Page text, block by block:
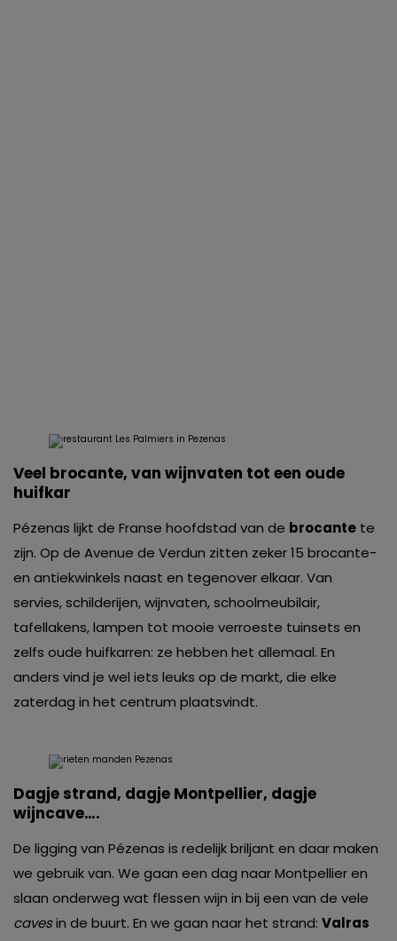
Veel brocante, van wijnvaten tot een oude
huifkar
Pézenas lijkt de Franse hoofdstad van de brocante te
zijn. Op de Avenue de Verdun zitten zeker 15 brocante-
en antiekwinkels naast en tegenover elkaar. Van
servies, schilderijen, wijnvaten, schoolmeubilair,
tafellakens, lampen tot mooie verroeste tuinsets en
zelfs oude huifkarren: ze hebben het allemaal. En
anders vind je wel iets leuks op de markt, die elke
zaterdag in het centrum plaatsvindt.
Dagje strand, dagje Montpellier, dagje
wijncave….
De ligging van Pézenas is redelijk briljant en daar maken
we gebruik van. We gaan een dag naar Montpellier en
slaan onderweg wat flessen wijn in bij een van de vele
cavesin de buurt. En we gaan naar het strand: Valras